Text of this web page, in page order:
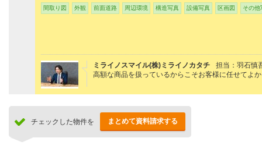
間取り図 外観 前面道路 周辺環境 構造写真 設備写真 区画図 その他
ミライノスマイル(株)ミライノカタチ
担当：羽石慎
高額な商品を扱っているからこそお客様に任せてよ
チェックした物件を まとめて資料請求する